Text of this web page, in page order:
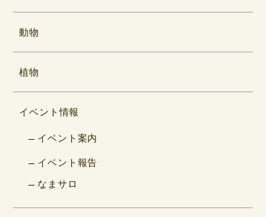
動物
植物
イベント情報
イベント案内
イベント報告
なまサロ